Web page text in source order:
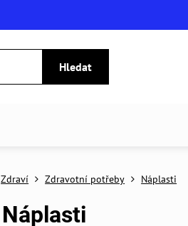
Hledat
Zdraví Zdravotní potřeby Náplasti
Náplasti